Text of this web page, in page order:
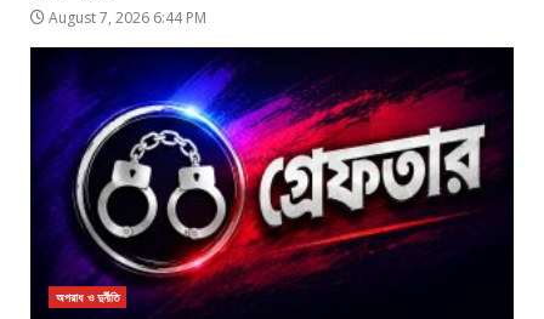
August 7, 2026 6:44 PM
অপরাধ ও দুর্নীতি